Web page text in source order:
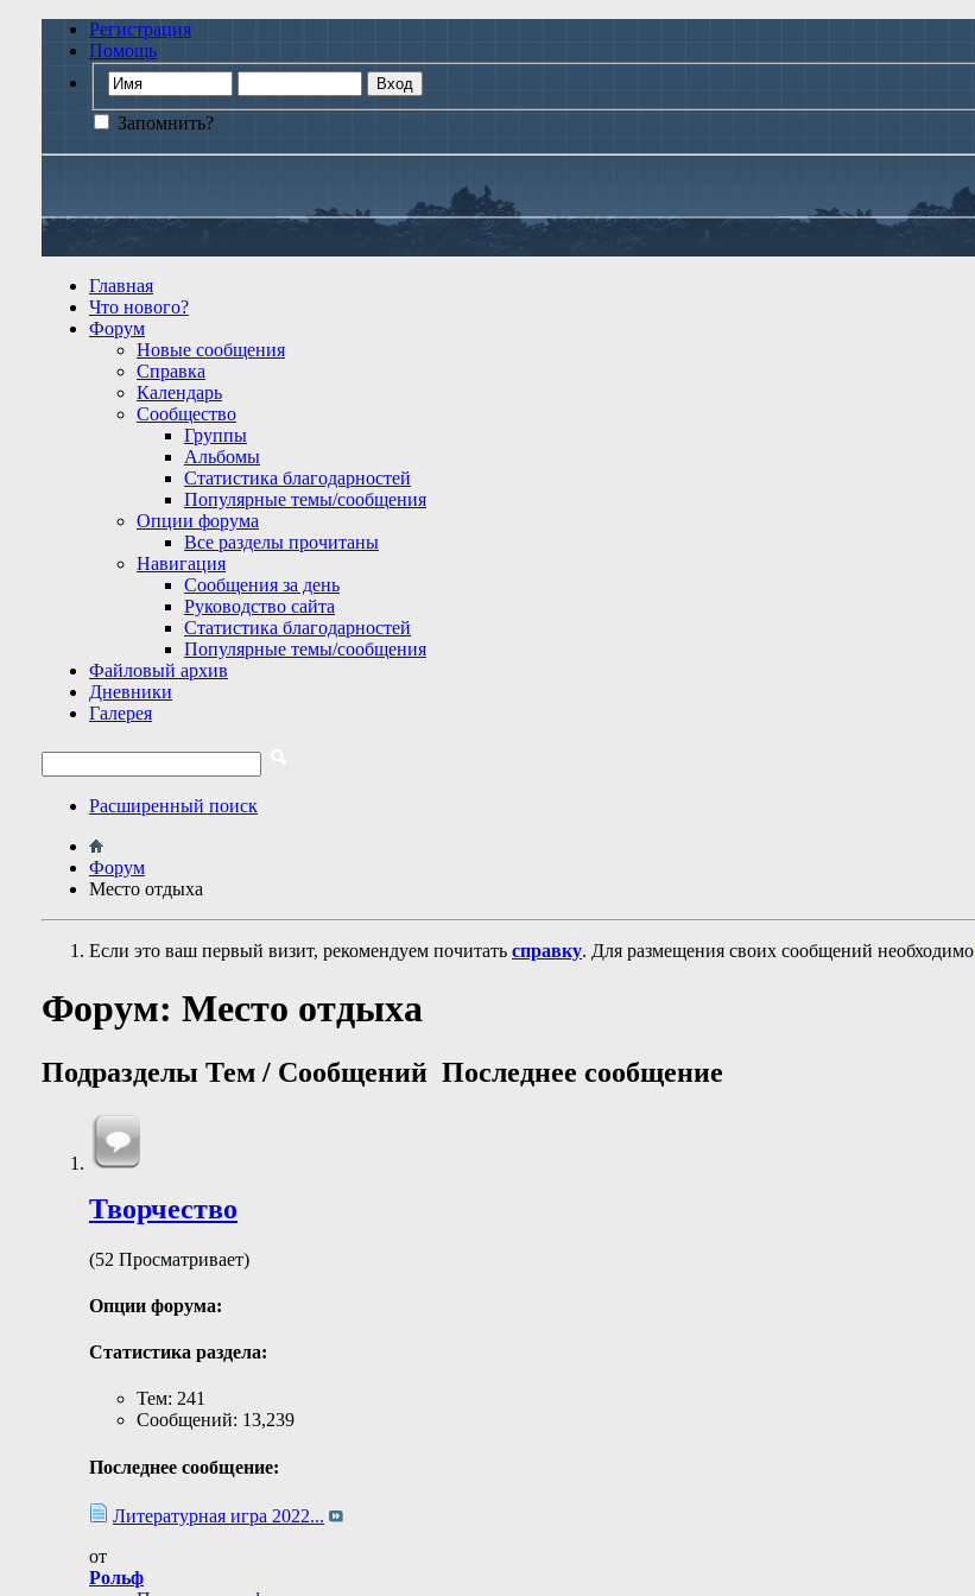
Регистрация
Помощь
Запомнить?
Главная
Что нового?
Форум
Новые сообщения
Справка
Календарь
Сообщество
Группы
Альбомы
Статистика благодарностей
Популярные темы/сообщения
Опции форума
Все разделы прочитаны
Навигация
Сообщения за день
Руководство сайта
Статистика благодарностей
Популярные темы/сообщения
Файловый архив
Дневники
Галерея
Расширенный поиск
Форум
Место отдыха
Если это ваш первый визит, рекомендуем почитать справку. Для размещения своих сообщений необходимо
Форум: Место отдыха
Подразделы Тем / Сообщений Последнее сообщение
Творчество
(52 Просматривает)
Опции форума:
Статистика раздела:
Тем: 241
Сообщений: 13,239
Последнее сообщение:
Литературная игра 2022...
от
Рольф